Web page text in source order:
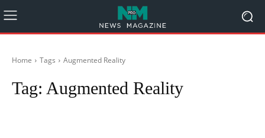
Home Tags Augmented Reality
Tag: Augmented Reality